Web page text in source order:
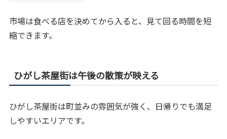
市場は食べる店を決めてから入ると、見て回る時間を短
縮できます。
ひがし茶屋街は午後の散策が映える
ひがし茶屋街は町並みの雰囲気が強く、日帰りでも満足
しやすいエリアです。